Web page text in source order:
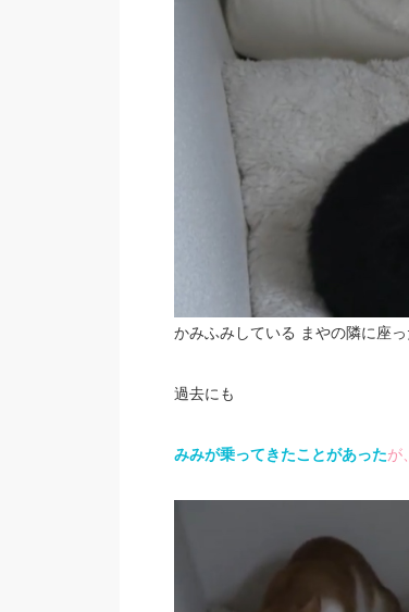
かみふみしている まやの隣に座っ
過去にも
みみが乗ってきたことがあったが